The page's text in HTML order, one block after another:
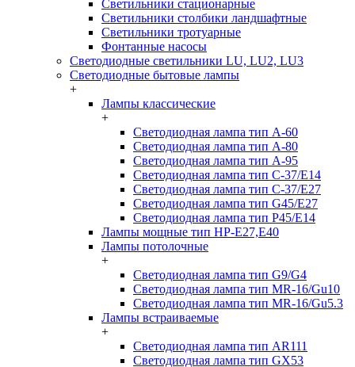
Светильники стационарные
Светильники столбики ландшафтные
Светильники тротуарные
Фонтанные насосы
Светодиодные светильники LU, LU2, LU3
Светодиодные бытовые лампы
+
Лампы классические
+
Светодиодная лампа тип A-60
Светодиодная лампа тип A-80
Светодиодная лампа тип A-95
Светодиодная лампа тип C-37/Е14
Светодиодная лампа тип C-37/Е27
Светодиодная лампа тип G45/E27
Светодиодная лампа тип P45/E14
Лампы мощные тип HP-E27,E40
Лампы потолочные
+
Светодиодная лампа тип G9/G4
Светодиодная лампа тип MR-16/Gu10
Светодиодная лампа тип MR-16/Gu5.3
Лампы встраиваемые
+
Светодиодная лампа тип AR111
Светодиодная лампа тип GX53